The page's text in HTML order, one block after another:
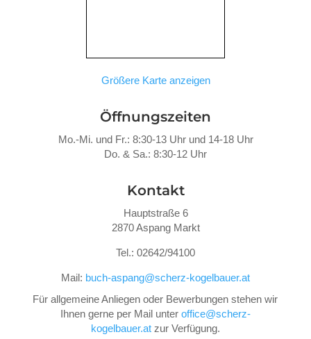
Größere Karte anzeigen
Öffnungszeiten
Mo.-Mi. und Fr.: 8:30-13 Uhr und 14-18 Uhr
Do. & Sa.: 8:30-12 Uhr
Kontakt
Hauptstraße 6
2870 Aspang Markt
Tel.: 02642/94100
Mail: buch-aspang@scherz-kogelbauer.at
Für allgemeine Anliegen oder Bewerbungen stehen wir
Ihnen gerne per Mail unter office@scherz-
kogelbauer.atzur Verfügung.